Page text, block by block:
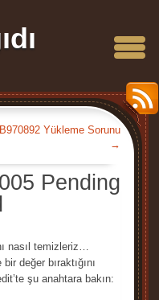
Yükleme Sorunu
→
Pending
nasıl temizleriz…
değer bıraktığını
şu anahtara bakın: